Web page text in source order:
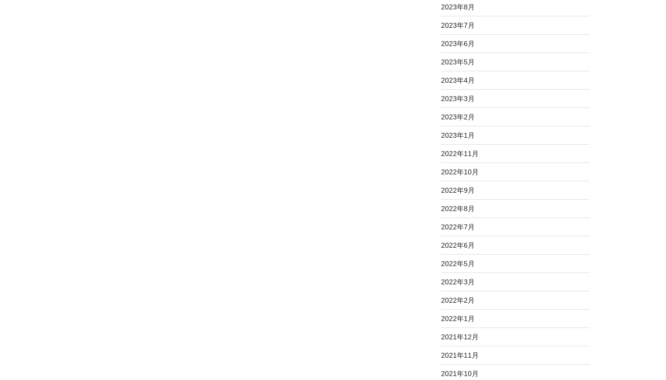
2023年8月
2023年7月
2023年6月
2023年5月
2023年4月
2023年3月
2023年2月
2023年1月
2022年11月
2022年10月
2022年9月
2022年8月
2022年7月
2022年6月
2022年5月
2022年3月
2022年2月
2022年1月
2021年12月
2021年11月
2021年10月